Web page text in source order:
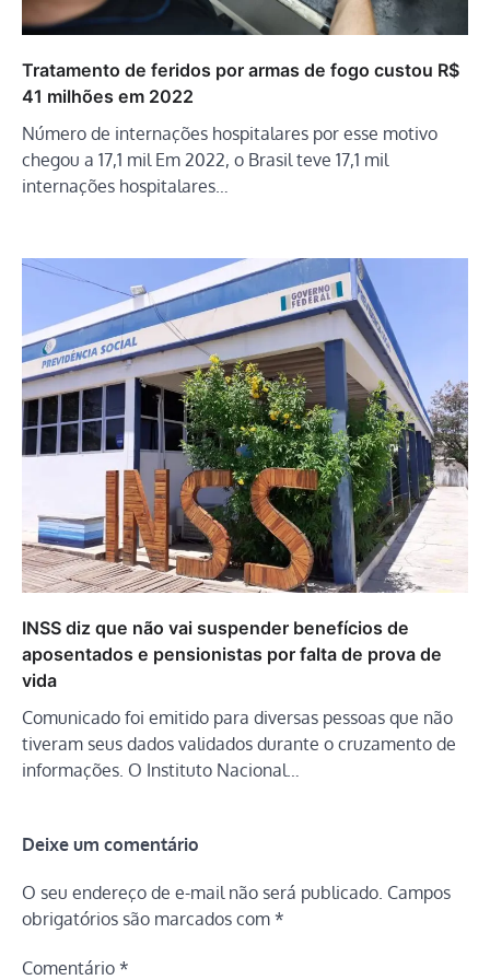
Tratamento de feridos por armas de fogo custou R$
41 milhões em 2022
Número de internações hospitalares por esse motivo
chegou a 17,1 mil Em 2022, o Brasil teve 17,1 mil
internações hospitalares…
INSS diz que não vai suspender benefícios de
aposentados e pensionistas por falta de prova de
vida
Comunicado foi emitido para diversas pessoas que não
tiveram seus dados validados durante o cruzamento de
informações. O Instituto Nacional…
Deixe um comentário
O seu endereço de e-mail não será publicado. Campos
obrigatórios são marcados com *
Comentário *